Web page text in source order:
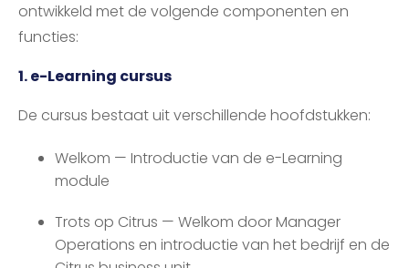
ontwikkeld met de volgende componenten en
functies:
1. e-Learning cursus
De cursus bestaat uit verschillende hoofdstukken:
Welkom — Introductie van de e-Learning
module
Trots op Citrus — Welkom door Manager
Operations en introductie van het bedrijf en de